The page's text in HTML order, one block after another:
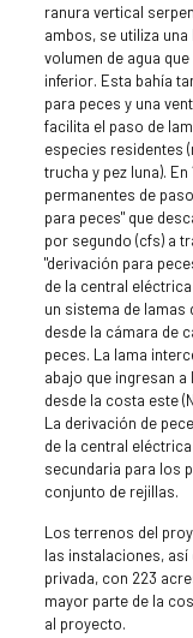
ranura vertical
ambos, se utiliza
volumen de agua
inferior. Esta bahía
para peces y una
facilita el paso de
especies residentes
trucha y pez luna).
permanentes de
para peces" que
por segundo (cfs) a
"derivación para
de la central
un sistema de lamas
desde la cámara de
peces. La lama
abajo que ingresan
desde la costa este
La derivación de
de la central
secundaria para los
conjunto de rejillas.
Los terrenos del
las instalaciones,
privada, con 223
mayor parte de la
al proyecto.